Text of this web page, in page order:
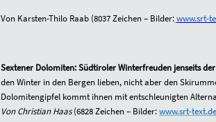
Von Karsten-Thilo Raab (8037Zeichen – Bilder:www.srt-
Sextener Dolomiten: Südtiroler Winterfreuden jenseits der
den Winter in den Bergen lieben, nicht aber den
Dolomitengipfel kommt ihnen mit entschleunigten
Von Christian Haas (6828Zeichen – Bilder:www.srt-text.de